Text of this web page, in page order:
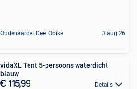
Oudenaarde+Deel Ooike 3 aug 26
vidaXL Tent 5-persoons waterdicht
blauw
€ 115,99 Details